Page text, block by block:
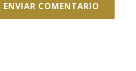
ENVIAR COMENTARIO